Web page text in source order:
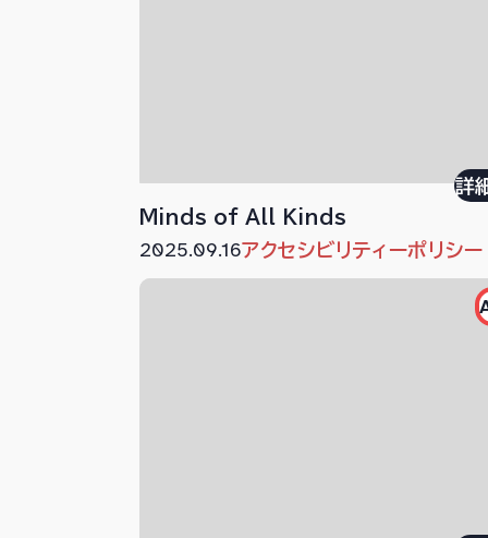
Minds of All Kinds
詳
2025.09.16アクセシビリティーポリシー